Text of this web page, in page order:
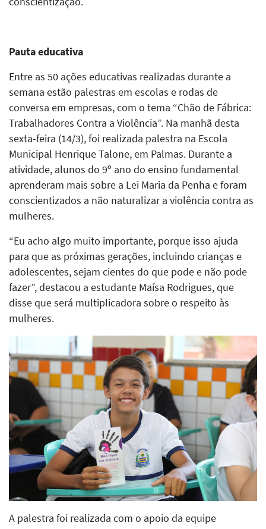
Pauta educativa
Entre as 50 ações educativas realizadas durante a
semana estão palestras em escolas e rodas de
conversa em empresas, com o tema “Chão de Fábrica:
Trabalhadores Contra a Violência”. Na manhã desta
sexta-feira (14/3), foi realizada palestra na Escola
Municipal Henrique Talone, em Palmas. Durante a
atividade, alunos do 9º ano do ensino fundamental
aprenderam mais sobre a Lei Maria da Penha e foram
conscientizados a não naturalizar a violência contra as
mulheres.
“Eu acho algo muito importante, porque isso ajuda
para que as próximas gerações, incluindo crianças e
adolescentes, sejam cientes do que pode e não pode
fazer”, destacou a estudante Maísa Rodrigues, que
disse que será multiplicadora sobre o respeito às
mulheres.
A palestra foi realizada com o apoio da equipe